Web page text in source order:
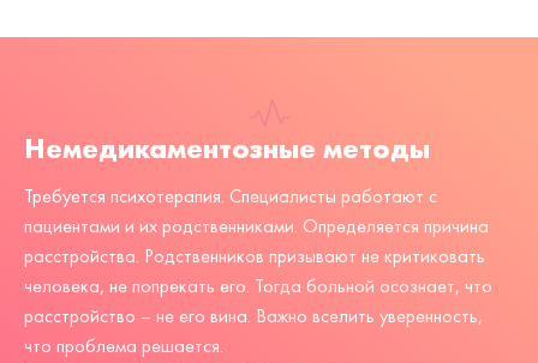
Немедикаментозные методы
Требуется психотерапия. Специалисты работают с
пациентами и их родственниками. Определяется причина
расстройства. Родственников призывают не критиковать
человека, не попрекать его. Тогда больной осознает, что
расстройство – не его вина. Важно вселить уверенность,
что проблема решается.